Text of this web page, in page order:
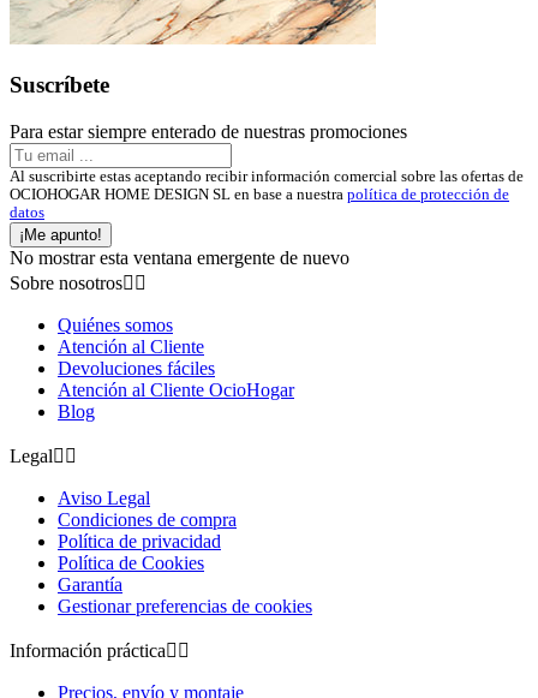
Suscríbete
Para estar siempre enterado de nuestras promociones
Al suscribirte estas aceptando recibir información comercial sobre las ofertas de
OCIOHOGAR HOME DESIGN SL en base a nuestra política de protección de
datos
¡Me apunto!
No mostrar esta ventana emergente de nuevo
Sobre nosotros 
Quiénes somos
Atención al Cliente
Devoluciones fáciles
Atención al Cliente OcioHogar
Blog
Legal 
Aviso Legal
Condiciones de compra
Política de privacidad
Política de Cookies
Garantía
Gestionar preferencias de cookies
Información práctica 
Precios, envío y montaje